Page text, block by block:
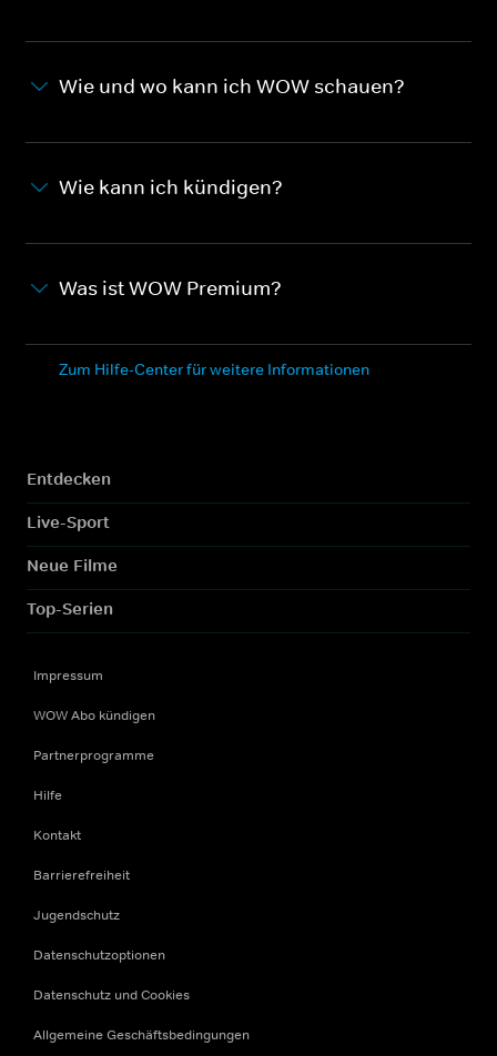
Wie und wo kann ich WOW schauen?
Wie kann ich kündigen?
Was ist WOW Premium?
Zum Hilfe-Center für weitere Informationen
Entdecken
Live-Sport
Neue Filme
Top-Serien
Impressum
WOW Abo kündigen
Partnerprogramme
Hilfe
Kontakt
Barrierefreiheit
Jugendschutz
Datenschutzoptionen
Datenschutz und Cookies
Allgemeine Geschäftsbedingungen